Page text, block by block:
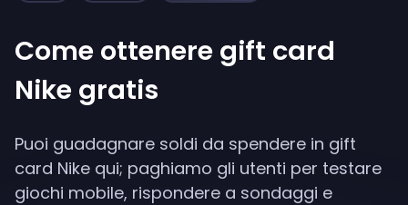
Come ottenere gift card
Nike gratis
Puoi guadagnare soldi da spendere in gift
card Nike qui; paghiamo gli utenti per testare
giochi mobile, rispondere a sondaggi e